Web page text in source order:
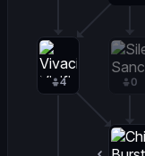
4 0